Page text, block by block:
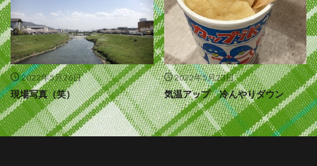
2022年5月26日
現場写真（笑）
2022年5月23日
気温アップ 冷んやりダウン